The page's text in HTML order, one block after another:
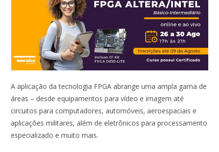
A aplicação da tecnologia FPGA abrange uma ampla gama de
áreas – desde equipamentos para vídeo e imagem até
circuitos para computadores, automóveis, aeroespaciais e
aplicações militares, além de eletrônicos para processamento
especializado e muito mais.